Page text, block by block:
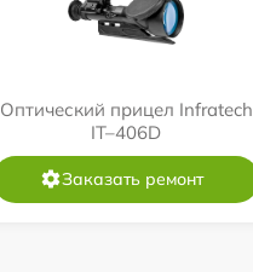
Оптический прицел Infratech
IT–406D
Заказать ремонт